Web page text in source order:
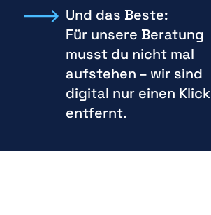
Und das Beste:
Für unsere Beratung
musst du nicht mal
aufstehen – wir sind
digital nur einen Klick
entfernt.